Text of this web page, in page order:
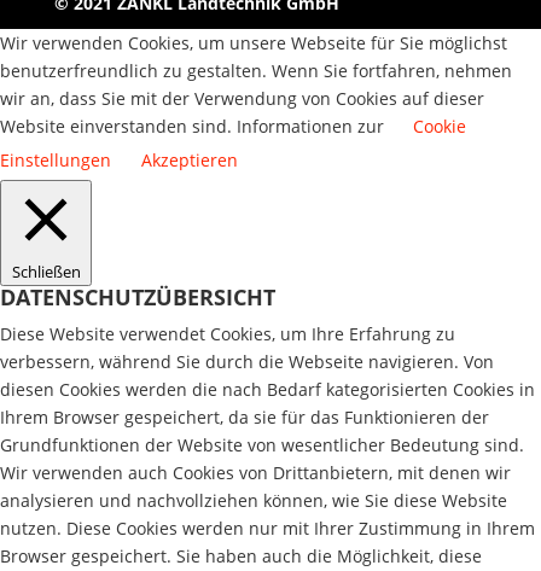
Wir verwenden Cookies, um unsere Webseite für Sie möglichst
benutzerfreundlich zu gestalten. Wenn Sie fortfahren, nehmen
wir an, dass Sie mit der Verwendung von Cookies auf dieser
Website einverstanden sind. Informationen zur
Cookie
Einstellungen
Akzeptieren
Schließen
DATENSCHUTZÜBERSICHT
Diese Website verwendet Cookies, um Ihre Erfahrung zu
verbessern, während Sie durch die Webseite navigieren. Von
diesen Cookies werden die nach Bedarf kategorisierten Cookies in
Ihrem Browser gespeichert, da sie für das Funktionieren der
Grundfunktionen der Website von wesentlicher Bedeutung sind.
Wir verwenden auch Cookies von Drittanbietern, mit denen wir
analysieren und nachvollziehen können, wie Sie diese Website
nutzen. Diese Cookies werden nur mit Ihrer Zustimmung in Ihrem
Browser gespeichert. Sie haben auch die Möglichkeit, diese